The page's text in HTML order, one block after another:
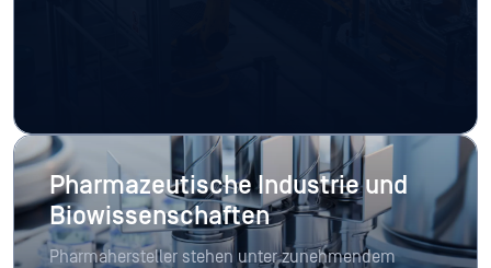
Pharmazeutische Industrie und
Biowissenschaften
Pharmahersteller stehen unter zunehmendem